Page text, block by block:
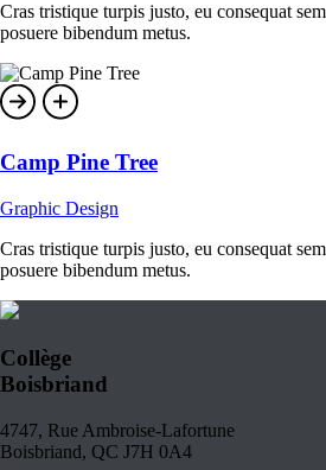
Cras tristique turpis justo, eu consequat
posuere bibendum metus.
Camp Pine Tree
Graphic Design
Cras tristique turpis justo, eu consequat
posuere bibendum metus.
Collège
Boisbriand
4747, Rue Ambroise-Lafortune
Boisbriand, QC J7H 0A4